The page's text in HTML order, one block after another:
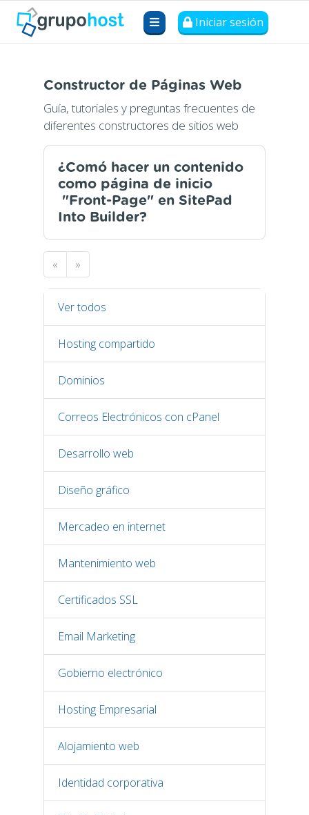
Iniciar sesión
Constructor de Páginas Web
Guía, tutoriales y preguntas frecuentes de
diferentes constructores de sitios web
¿Comó hacer un contenido
como página de inicio
"Front-Page" en SitePad
Into Builder?
« »
Ver todos
Hosting compartido
Dominios
Correos Electrónicos con cPanel
Desarrollo web
Diseño gráfico
Mercadeo en internet
Mantenimiento web
Certificados SSL
Email Marketing
Gobierno electrónico
Hosting Empresarial
Alojamiento web
Identidad corporativa